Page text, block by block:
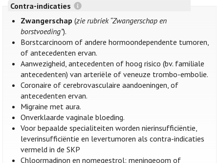
Contra-indicaties
Zwangerschap (zie rubriek “Zwangerschap en
borstvoeding”).
Borstcarcinoom of andere hormoondependente tumoren,
of antecedenten ervan.
Aanwezigheid, antecedenten of hoog risico (bv. familiale
antecedenten) van arteriële of veneuze trombo-embolie.
Coronaire of cerebrovasculaire aandoeningen, of
antecedenten ervan.
Migraine met aura.
Onverklaarde vaginale bloeding.
Voor bepaalde specialiteiten worden nierinsufficiëntie,
leverinsufficiëntie en levertumoren als contra-indicaties
vermeld in de SKP
Chloormadinon en nomegestrol: meningeoom of